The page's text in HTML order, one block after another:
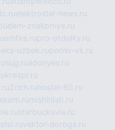
elektrostal-news.ru
znakomye.ru
emfire.rupro-otdelky.ru
uzbek.ruporno-vk.ru
adonyev.ru
krospr.ru
2rich.ru hostel-65.ru
mishinlab.ru
starbucksvia.ru
vektor-doroga.ru